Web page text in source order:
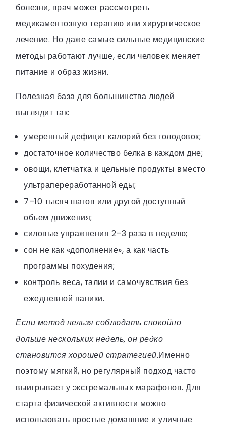
болезни, врач может рассмотреть
медикаментозную терапию или хирургическое
лечение. Но даже самые сильные медицинские
методы работают лучше, если человек меняет
питание и образ жизни.
Полезная база для большинства людей
выглядит так:
умеренный дефицит калорий без голодовок;
достаточное количество белка в каждом дне;
овощи, клетчатка и цельные продукты вместо
ультрапереработанной еды;
7–10 тысяч шагов или другой доступный
объем движения;
силовые упражнения 2–3 раза в неделю;
сон не как «дополнение», а как часть
программы похудения;
контроль веса, талии и самочувствия без
ежедневной паники.
Если метод нельзя соблюдать спокойно
дольше нескольких недель, он редко
становится хорошей стратегией.Именно
поэтому мягкий, но регулярный подход часто
выигрывает у экстремальных марафонов. Для
старта физической активности можно
использовать простые домашние и уличные